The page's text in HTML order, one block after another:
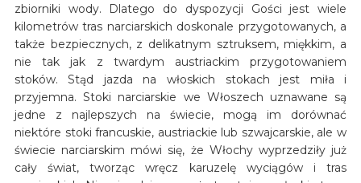
zbiorniki wody. Dlatego do dyspozycji Gości jest wiele
kilometrów tras narciarskich doskonale przygotowanych, a
także bezpiecznych, z delikatnym sztruksem, miękkim, a
nie tak jak z twardym austriackim przygotowaniem
stoków. Stąd jazda na włoskich stokach jest miła i
przyjemna. Stoki narciarskie we Włoszech uznawane są
jedne z najlepszych na świecie, mogą im dorównać
niektóre stoki francuskie, austriackie lub szwajcarskie, ale w
świecie narciarskim mówi się, że Włochy wyprzedziły już
cały świat, tworząc wręcz karuzelę wyciągów i tras